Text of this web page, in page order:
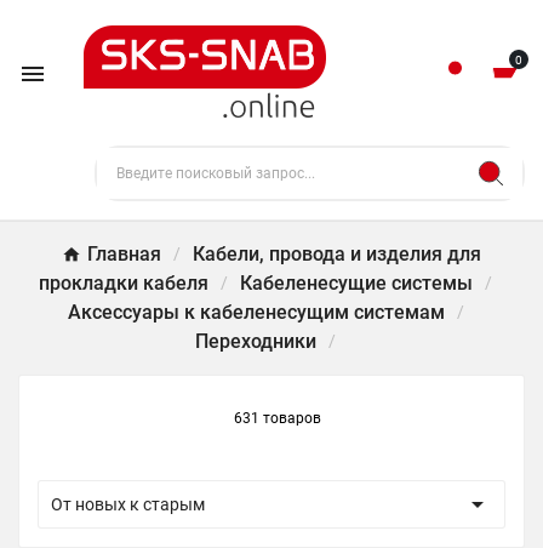
 0
Главная
Кабели, провода и изделия для
прокладки кабеля
Кабеленесущие системы
Аксессуары к кабеленесущим системам
Переходники
631 товаров
От новых к старым 